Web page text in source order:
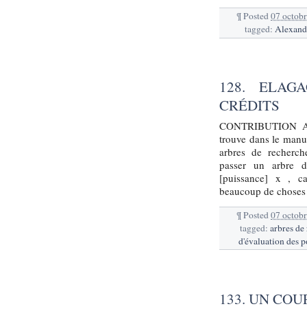
¶Posted07
tagged:
128.
CRÉDITS
CONTRIBUTION
trouve dans le
arbres de
passer un arbre
[puissance] x ,
beaucoup de
¶Posted07
tagged:arbres
d'évaluation des
133. UN